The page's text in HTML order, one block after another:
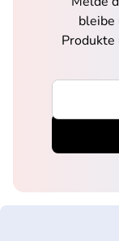
bleibe
Produkte
Ihre E-Mail